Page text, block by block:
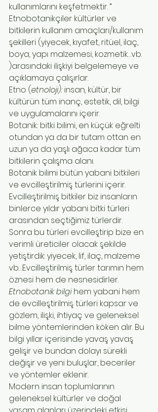
kullanımlarını keşfetmektir. ”
Etnobotanikçiler kültürler ve
bitkilerin kullanım amaçları/kullanım
şekilleri (yiyecek, kıyafet, ritüel, ilaç,
boya, yapı malzemesi, kozmetik…vb.
)arasındaki ilişkiyi belgelemeye ve
açıklamaya çalışırlar.
Etno (etnoloji): insan, kültür, bir
kültürün tüm inanç, estetik, dil, bilgi
ve uygulamalarını içerir.
Botanik: bitki bilimi, en küçük eğrelti
otundan ya da bir tutam ottan en
uzun ya da yaşlı ağaca kadar tüm
bitkilerin çalışma alanı.
Botanik bilimi bütün yabani bitkileri
ve evcilleştirilmiş türlerini içerir.
Evcilleştirilmiş bitkiler biz insanların
binlerce yıldır yabani bitki türleri
arasından seçtiğimiz türlerdir.
Sonra bu türleri evcilleştirip bize en
verimli üreticiler olacak şekilde
yetiştirdik: yiyecek, lif, ilaç, malzeme
vb…Evcilleştirilmiş türler tarımın hem
öznesi hem de nesnesidirler.
Etnobotanik bilgi hem yabani hem
de evcilleştirilmiş türleri kapsar ve
gözlem, ilişki, ihtiyaç ve geleneksel
bilme yöntemlerinden köken alır. Bu
bilgi yıllar içerisinde yavaş yavaş
gelişir ve bundan dolayı sürekli
değişir ve yeni buluşlar, beceriler
ve yöntemler eklenir.
Modern insan toplumlarının
geleneksel kültürler ve doğal